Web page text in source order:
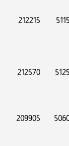
5115
212215
5125
212570
209905